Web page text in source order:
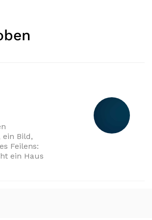
Bild,
Feilens:
ein Haus